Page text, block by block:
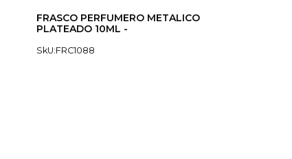
FRASCO PERFUMERO METALICO
PLATEADO 10ML -
SkU:FRC1088